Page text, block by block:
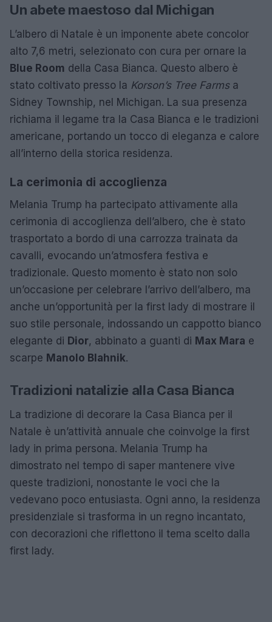
Un abete maestoso dal Michigan
L’albero di Natale è un imponente abete concolor
alto 7,6 metri, selezionato con cura per ornare la
Blue Room della Casa Bianca. Questo albero è
stato coltivato presso la Korson’s Tree Farmsa
Sidney Township, nel Michigan. La sua presenza
richiama il legame tra la Casa Bianca e le tradizioni
americane, portando un tocco di eleganza e calore
all’interno della storica residenza.
La cerimonia di accoglienza
Melania Trump ha partecipato attivamente alla
cerimonia di accoglienza dell’albero, che è stato
trasportato a bordo di una carrozza trainata da
cavalli, evocando un’atmosfera festiva e
tradizionale. Questo momento è stato non solo
un’occasione per celebrare l’arrivo dell’albero, ma
anche un’opportunità per la first lady di mostrare il
suo stile personale, indossando un cappotto bianco
elegante di Dior, abbinato a guanti di Max Mara e
scarpe Manolo Blahnik.
Tradizioni natalizie alla Casa Bianca
La tradizione di decorare la Casa Bianca per il
Natale è un’attività annuale che coinvolge la first
lady in prima persona. Melania Trump ha
dimostrato nel tempo di saper mantenere vive
queste tradizioni, nonostante le voci che la
vedevano poco entusiasta. Ogni anno, la residenza
presidenziale si trasforma in un regno incantato,
con decorazioni che riflettono il tema scelto dalla
first lady.